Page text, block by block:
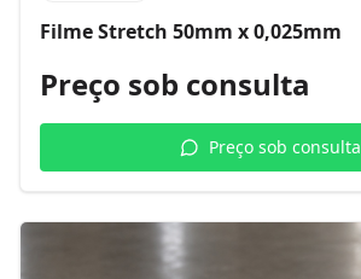
Filme Stretch 50mm x 0,025mm
Preço sob consulta
Preço sob consulta